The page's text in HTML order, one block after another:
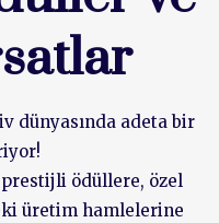
dünyasında adeta bir
ödüllere, özel
üretim hamlelerine